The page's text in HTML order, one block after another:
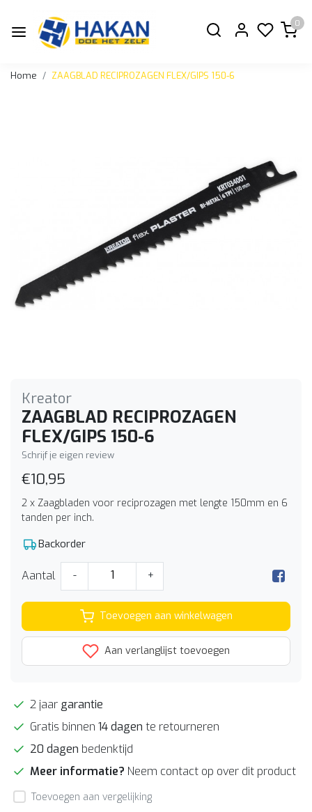
0
Home ZAAGBLAD RECIPROZAGEN FLEX/GIPS 150-6
Kreator
ZAAGBLAD RECIPROZAGEN
FLEX/GIPS 150-6
Schrijf je eigen review
€10,95
2 x Zaagbladen voor reciprozagen met lengte 150mm en 6
tanden per inch.
Backorder
Aantal - +
Toevoegen aan winkelwagen
Aan verlanglijst toevoegen
2 jaar garantie
Gratis binnen 14 dagen te retourneren
20 dagen bedenktijd
Meer informatie? Neem contact op over dit product
Toevoegen aan vergelijking